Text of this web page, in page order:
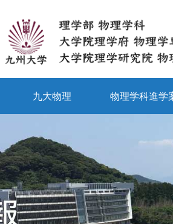
九大物理 物理学科進学